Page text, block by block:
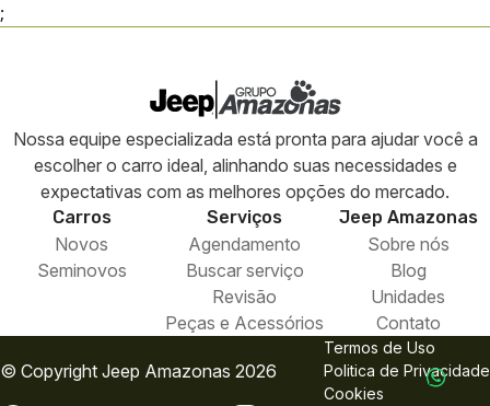
;
Nossa equipe especializada está pronta para ajudar você a
escolher o carro ideal, alinhando suas necessidades e
expectativas com as melhores opções do mercado.
Carros
Novos
Seminovos
Serviços
Agendamento
Buscar serviço
Revisão
Peças e Acessórios
Jeep Amazonas
Sobre nós
Blog
Unidades
Contato
© Copyright Jeep Amazonas 2026
Termos de Uso
Politica de Privacidade
Cookies